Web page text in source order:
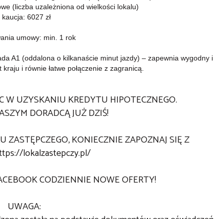
(liczba uzależniona od wielkości lokalu)
kaucja: 6027 zł
umowy: min. 1 rok
A1 (oddalona o kilkanaście minut jazdy) – zapewnia wygodny i
i równie łatwe połączenie z zagranicą.
W UZYSKANIU KREDYTU HIPOTECZNEGO.
DORADCĄ JUŻ DZIŚ!
ZASTĘPCZEGO, KONIECZNIE ZAPOZNAJ SIĘ Z
lokalzastepczy.pl/
CODZIENNIE NOWE OFERTY!
UWAGA: